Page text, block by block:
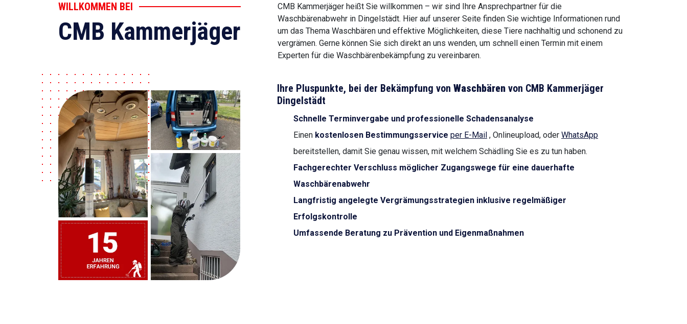
WILLKOMMEN BEI
CMB Kammerjäger
CMB Kammerjäger heißt Sie willkommen – wir sind Ihre Ansprechpartner für die
Waschbärenabwehr in Dingelstädt. Hier auf unserer Seite finden Sie wichtige Informationen rund
um das Thema Waschbären und effektive Möglichkeiten, diese Tiere nachhaltig und schonend zu
vergrämen. Gerne können Sie sich direkt an uns wenden, um schnell einen Termin mit einem
Experten für die Waschbärenbekämpfung zu vereinbaren.
Ihre Pluspunkte, bei der Bekämpfung von Waschbären von CMB Kammerjäger
Dingelstädt
Schnelle Terminvergabe und professionelle Schadensanalyse
Einen kostenlosen Bestimmungsservice per E-Mail , Onlineupload, oder WhatsApp
bereitstellen, damit Sie genau wissen, mit welchem Schädling Sie es zu tun haben.
Fachgerechter Verschluss möglicher Zugangswege für eine dauerhafte
Waschbärenabwehr
Langfristig angelegte Vergrämungsstrategien inklusive regelmäßiger
Erfolgskontrolle
Umfassende Beratung zu Prävention und Eigenmaßnahmen